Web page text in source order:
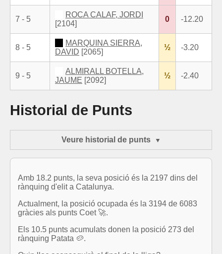
7 - 5
ROCA CALAF, JORDI
[2104]
0 -12.20
8 - 5
MARQUINA SIERRA,
DAVID [2065]
½ -3.20
9 - 5
ALMIRALL BOTELLA,
JAUME [2092]
½ -2.40
Historial de Punts
Veure historial de punts
Amb 18.2 punts, la seva posició és la 2197 dins del
rànquing d'elit a Catalunya.
Actualment, la posició ocupada és la 3194 de 6083
gràcies als punts Coet 🚀.
Els 10.5 punts acumulats donen la posició 273 del
rànquing Patata 🥔.